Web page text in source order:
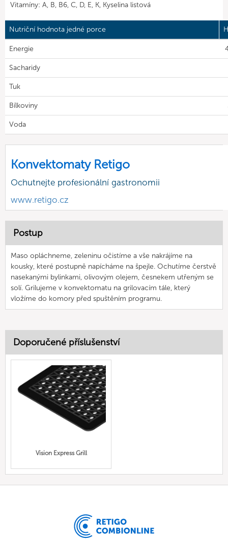
Vitamíny: A, B, B6, C, D, E, K, Kyselina listová
Nutriční hodnota jedné porce
Energie
Sacharidy
Tuk
Bílkoviny
Voda
Konvektomaty Retigo
Ochutnejte profesionální gastronomii
www.retigo.cz
Postup
Maso opláchneme, zeleninu očistíme a vše nakrájíme na
kousky, které postupně napícháme na špejle. Ochutíme čerstvě
nasekanými bylinkami, olivovým olejem, česnekem utřeným se
solí. Grilujeme v konvektomatu na grilovacím tále, který
vložíme do komory před spuštěním programu.
Doporučené příslušenství
Vision Express Grill